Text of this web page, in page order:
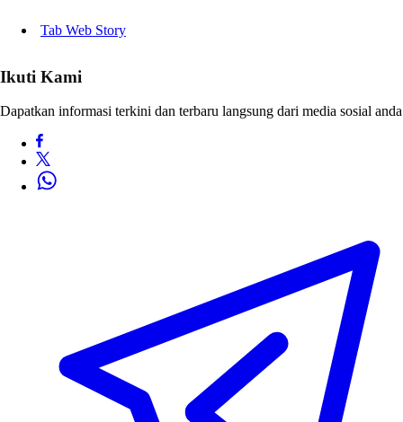
Tab Web Story
Ikuti Kami
Dapatkan informasi terkini dan terbaru langsung dari media sosial anda